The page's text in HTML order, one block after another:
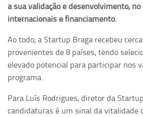
a sua validação e desenvolvimento,
internacionais e financiamento.
Ao todo, a Startup Braga recebeu
provenientes de 8 países, tendo
elevado potencial para participar nos
programa.
Para Luís Rodrigues, diretor da
candidaturas é um sinal da vitalidade